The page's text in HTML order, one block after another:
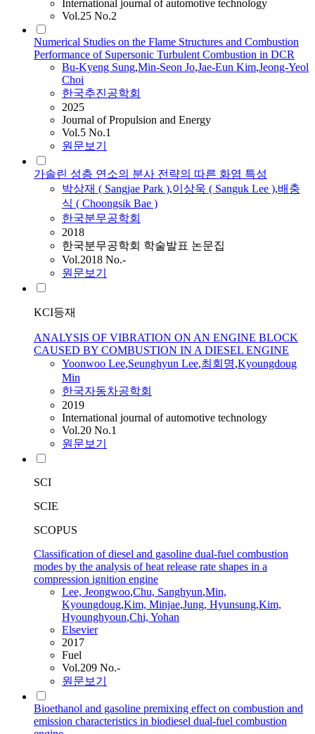
International journal of automotive technology
Vol.25 No.2
Numerical Studies on the Flame Structures and Combustion
Performance of Supersonic Turbulent Combustion in DCR
Bu-Kyeng Sung,Min-Seon Jo,Jae-Eun Kim,Jeong-Yeol
Choi
한국추진공학회
2025
Journal of Propulsion and Energy
Vol.5 No.1
원문보기
가솔린 성층 연소의 분사 전략의 따른 화염 특성
박상재 ( Sangjae Park ),이상욱 ( Sanguk Lee ),배충
식 ( Choongsik Bae )
한국분무공학회
2018
한국분무공학회 학술발표 논문집
Vol.2018 No.-
원문보기
KCI등재
ANALYSIS OF VIBRATION ON AN ENGINE BLOCK
CAUSED BY COMBUSTION IN A DIESEL ENGINE
Yoonwoo Lee,Seunghyun Lee,최회명,Kyoungdoug
Min
한국자동차공학회
2019
International journal of automotive technology
Vol.20 No.1
원문보기
SCI
SCIE
SCOPUS
Classification of diesel and gasoline dual-fuel combustion
modes by the analysis of heat release rate shapes in a
compression ignition engine
Lee, Jeongwoo,Chu, Sanghyun,Min,
Kyoungdoug,Kim, Minjae,Jung, Hyunsung,Kim,
Hyounghyoun,Chi, Yohan
Elsevier
2017
Fuel
Vol.209 No.-
원문보기
Bioethanol and gasoline premixing effect on combustion and
emission characteristics in biodiesel dual-fuel combustion